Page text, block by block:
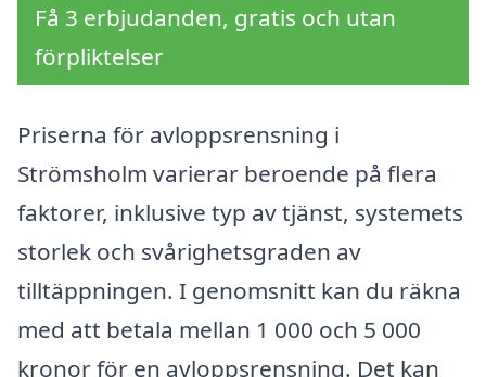
Få 3 erbjudanden, gratis och utan
förpliktelser
Priserna för avloppsrensning i
Strömsholm varierar beroende på flera
faktorer, inklusive typ av tjänst, systemets
storlek och svårighetsgraden av
tilltäppningen. I genomsnitt kan du räkna
med att betala mellan 1 000 och 5 000
kronor för en avloppsrensning. Det kan